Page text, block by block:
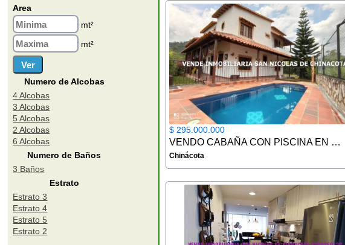
Area
mt²
mt²
Numero de Alcobas
4 Alcobas
3 Alcobas
5 Alcobas
2 Alcobas
6 Alcobas
Numero de Baños
3 Baños
Estrato
Estrato 3
Estrato 4
Estrato 5
Estrato 2
$ 295.000.000
VENDO CABAÑA CON PISCINA EN CHINACOTA
Chinácota